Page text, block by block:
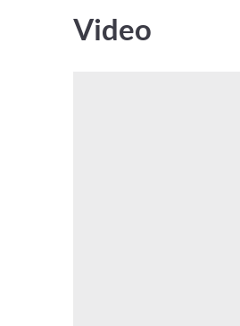
Video